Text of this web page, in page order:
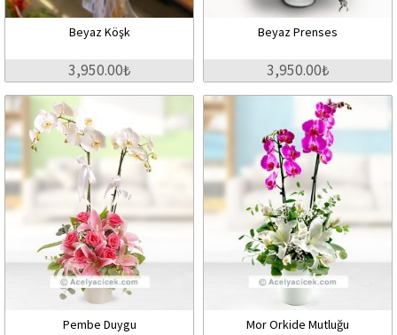
Beyaz Köşk
3,950.00₺
Beyaz Prenses
3,950.00₺
Pembe Duygu Mor Orkide Mutluğu